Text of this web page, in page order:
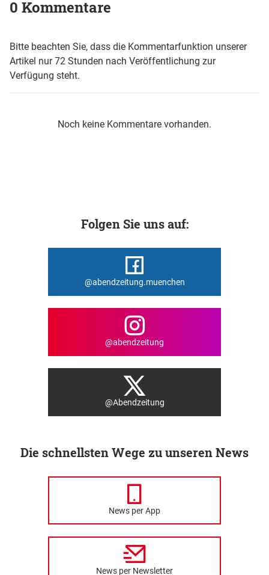
0 Kommentare
Bitte beachten Sie, dass die Kommentarfunktion unserer
Artikel nur 72 Stunden nach Veröffentlichung zur
Verfügung steht.
Noch keine Kommentare vorhanden.
Folgen Sie uns auf:
@abendzeitung.muenchen
@abendzeitung
@Abendzeitung
Die schnellsten Wege zu unseren News
News per App
News per Newsletter